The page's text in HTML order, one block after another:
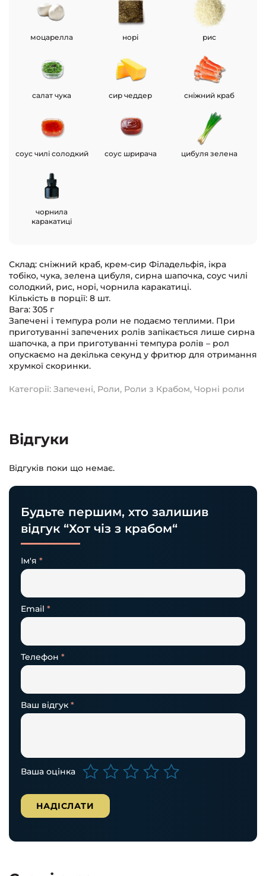
моцарелла норі рис
салат чука сир чеддер сніжний краб
соус чилі солодкий соус шрирача цибуля зелена
чорнила
каракатиці
Склад: сніжний краб, крем-сир Філадельфія, ікра
тобіко, чука, зелена цибуля, сирна шапочка, соус чилі
солодкий, рис, норі, чорнила каракатиці.
Кількість в порції: 8 шт.
Вага: 305 г
Запечені і темпура роли не подаємо теплими. При
приготуванні запечених ролів запікається лише сирна
шапочка, а при приготуванні темпура ролів – рол
опускаємо на декілька секунд у фритюр для отримання
хрумкої скоринки.
Категорії: Запечені, Роли, Роли з Крабом, Чорні роли
Відгуки
Відгуків поки що немає.
Будьте першим, хто залишив
відгук “Хот чіз з крабом“
Ім'я *
Email *
Телефон *
Ваша оцінка
Ваш відгук *